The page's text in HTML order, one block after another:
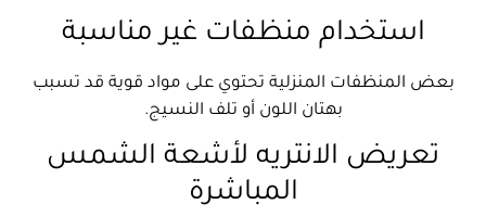
استخدام منظفات غير مناسبة
بعض المنظفات المنزلية تحتوي على مواد قوية قد تسبب
بهتان اللون أو تلف النسيج.
تعريض الانتريه لأشعة الشمس
المباشرة